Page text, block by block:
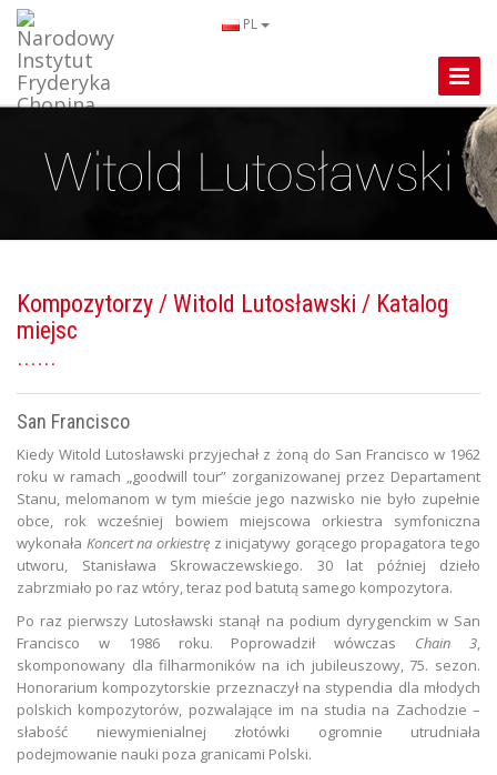
PL
Toggle
Kompozytorzy / Witold Lutosławski / Katalog
miejsc
San Francisco
Kiedy Witold Lutosławski przyjechał z żoną do San Francisco w 1962
roku w ramach „goodwill tour” zorganizowanej przez Departament
Stanu, melomanom w tym mieście jego nazwisko nie było zupełnie
obce, rok wcześniej bowiem miejscowa orkiestra symfoniczna
wykonała Koncert na orkiestręz inicjatywy gorącego propagatora tego
utworu, Stanisława Skrowaczewskiego. 30 lat później dzieło
zabrzmiało po raz wtóry, teraz pod batutą samego kompozytora.
Po raz pierwszy Lutosławski stanął na podium dyrygenckim w San
Francisco w 1986 roku. Poprowadził wówczas Chain 3,
skomponowany dla filharmoników na ich jubileuszowy, 75. sezon.
Honorarium kompozytorskie przeznaczył na stypendia dla młodych
polskich kompozytorów, pozwalające im na studia na Zachodzie –
słabość niewymienialnej złotówki ogromnie utrudniała
podejmowanie nauki poza granicami Polski.